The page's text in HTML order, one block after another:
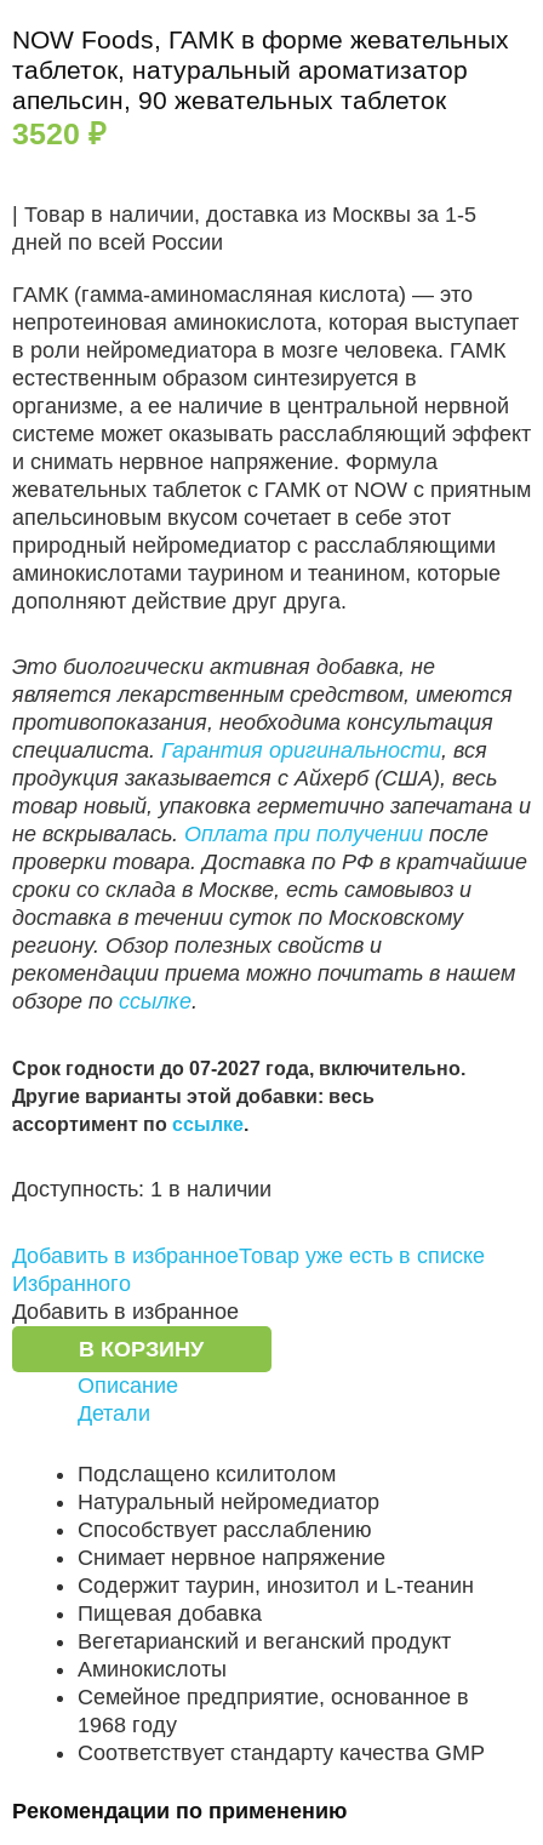
NOW Foods, ГАМК в форме жевательных
таблеток, натуральный ароматизатор
апельсин, 90 жевательных таблеток
3520 ₽
| Товар в наличии, доставка из Москвы за 1-5
дней по всей России
ГАМК (гамма-аминомасляная кислота) — это
непротеиновая аминокислота, которая выступает
в роли нейромедиатора в мозге человека. ГАМК
естественным образом синтезируется в
организме, а ее наличие в центральной нервной
системе может оказывать расслабляющий эффект
и снимать нервное напряжение. Формула
жевательных таблеток с ГАМК от NOW с приятным
апельсиновым вкусом сочетает в себе этот
природный нейромедиатор с расслабляющими
аминокислотами таурином и теанином, которые
дополняют действие друг друга.
Это биологически активная добавка, не
является лекарственным средством, имеются
противопоказания, необходима консультация
специалиста. Гарантия оригинальности, вся
продукция заказывается с Айхерб (США), весь
товар новый, упаковка герметично запечатана и
не вскрывалась. Оплата при получениипосле
проверки товара. Доставка по РФ в кратчайшие
сроки со склада в Москве, есть самовывоз и
доставка в течении суток по Московскому
региону. Обзор полезных свойств и
рекомендации приема можно почитать в нашем
обзоре по ссылке.
Срок годности до 07-2027 года, включительно.
Другие варианты этой добавки: весь
ассортимент по ссылке.
Доступность: 1 в наличии
Добавить в избранноеТовар уже есть в списке
Избранного
Добавить в избранное
В КОРЗИНУ
Описание
Детали
Подслащено ксилитолом
Натуральный нейромедиатор
Способствует расслаблению
Снимает нервное напряжение
Содержит таурин, инозитол и L-теанин
Пищевая добавка
Вегетарианский и веганский продукт
Аминокислоты
Семейное предприятие, основанное в
1968 году
Соответствует стандарту качества GMP
Рекомендации по применению